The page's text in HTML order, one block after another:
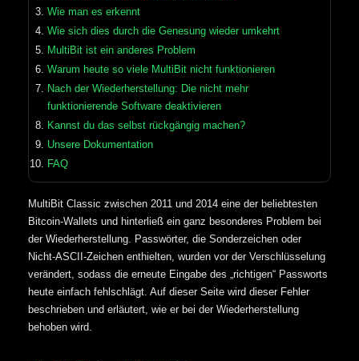
Wie man es erkennt
Wie sich dies durch die Genesung wieder umkehrt
MultiBit ist ein anderes Problem
Warum heute so viele MultiBit nicht funktionieren
Nach der Wiederherstellung: Die nicht mehr
funktionierende Software deaktivieren
Kannst du das selbst rückgängig machen?
Unsere Dokumentation
FAQ
MultiBit Classic zwischen 2011 und 2014 eine der beliebtesten
Bitcoin-Wallets und hinterließ ein ganz besonderes Problem bei
der Wiederherstellung. Passwörter, die Sonderzeichen oder
Nicht-ASCII-Zeichen enthielten, wurden vor der Verschlüsselung
verändert, sodass die erneute Eingabe des „richtigen“ Passworts
heute einfach fehlschlägt. Auf dieser Seite wird dieser Fehler
beschrieben und erläutert, wie er bei der Wiederherstellung
behoben wird.